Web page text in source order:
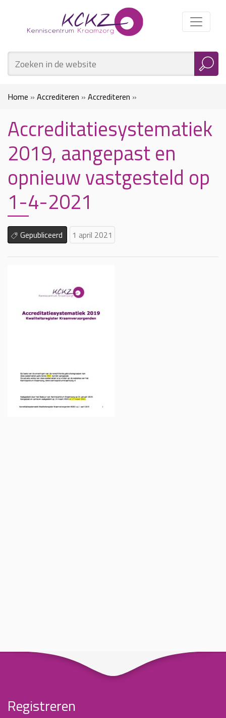
Home » Accrediteren » Accrediteren »
Accreditatiesystematiek 2019, aangepast en opnieuw
vastgesteld op 1-4-2021
Accreditatiesystematiek
2019, aangepast en
opnieuw vastgesteld op
1-4-2021
Gepubliceerd 1 april 2021
Registreren